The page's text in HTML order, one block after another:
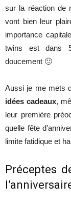
sur la réaction de
vont bien leur
importance
twins est dans
doucement 🙂
Aussi je me mets
idées cadeaux,
leur première
quelle fête
limite fatidique et
Préceptes